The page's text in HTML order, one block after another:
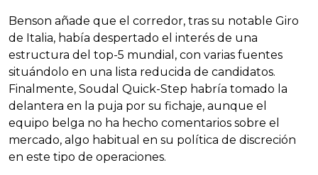
Benson añade que el corredor, tras su notable Giro
de Italia, había despertado el interés de una
estructura del top-5 mundial, con varias fuentes
situándolo en una lista reducida de candidatos.
Finalmente, Soudal Quick-Step habría tomado la
delantera en la puja por su fichaje, aunque el
equipo belga no ha hecho comentarios sobre el
mercado, algo habitual en su política de discreción
en este tipo de operaciones.